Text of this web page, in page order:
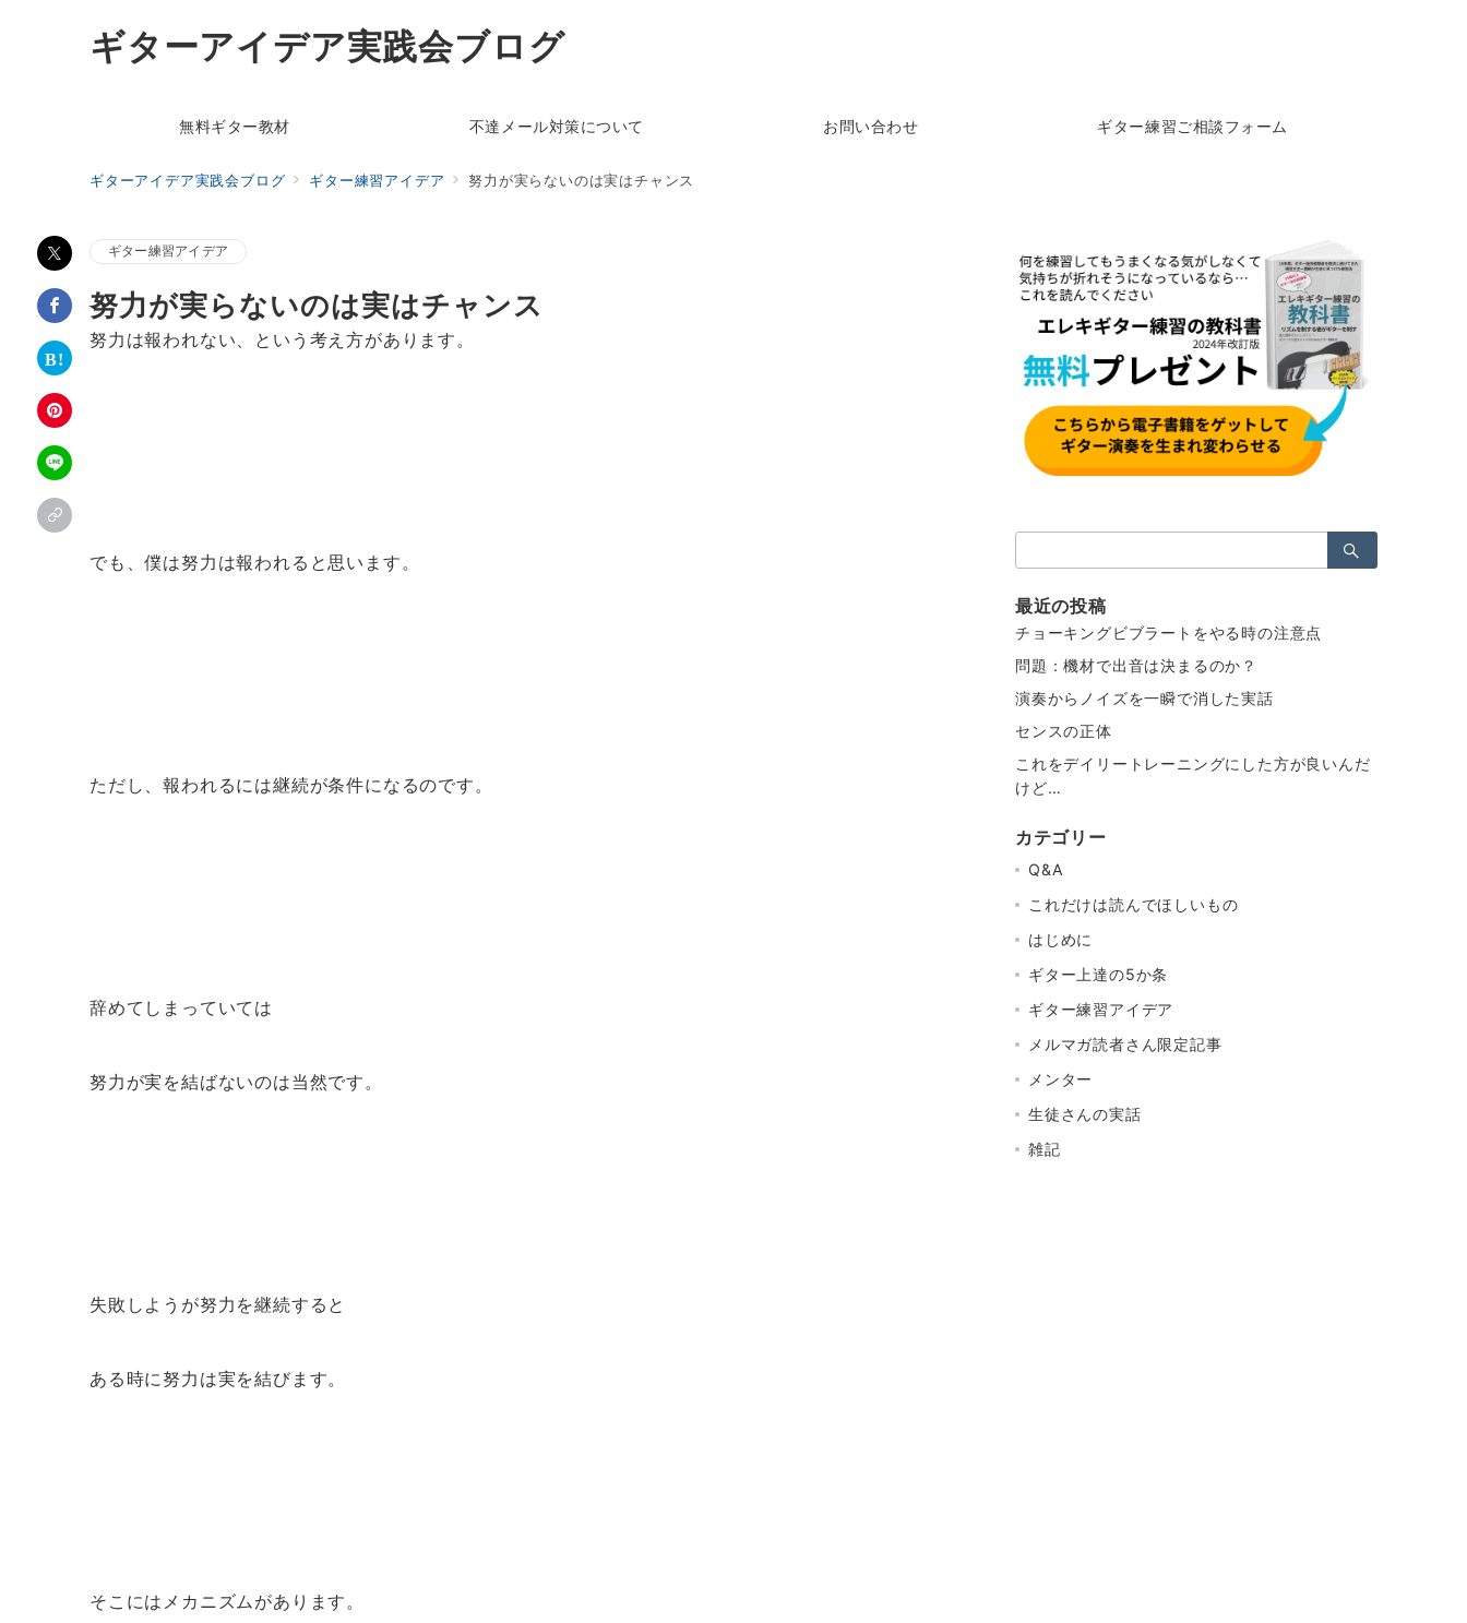
ギターアイデア実践会ブログ
無料ギター教材 不達メール対策について お問い合わせ ギター練習ご相談フォーム
ギターアイデア実践会ブログ ギター練習アイデア 努力が実らないのは実はチャンス
ギター練習アイデア
努力が実らないのは実はチャンス
努力は報われない、という考え方があります。
でも、僕は努力は報われると思います。
ただし、報われるには継続が条件になるのです。
辞めてしまっていては
努力が実を結ばないのは当然です。
失敗しようが努力を継続すると
ある時に努力は実を結びます。
そこにはメカニズムがあります。
索：
最近の投稿
チョーキングビブラートをやる時の注意点
問題：機材で出音は決まるのか？
演奏からノイズを一瞬で消した実話
センスの正体
これをデイリートレーニングにした方が良いんだ
けど…
カテゴリー
Q&A
これだけは読んでほしいもの
はじめに
ギター上達の5か条
ギター練習アイデア
メルマガ読者さん限定記事
メンター
生徒さんの実話
雑記